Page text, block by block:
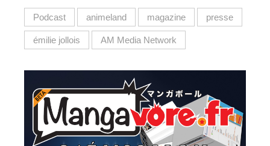
Podcast animeland magazine presse
émilie jollois AM Media Network